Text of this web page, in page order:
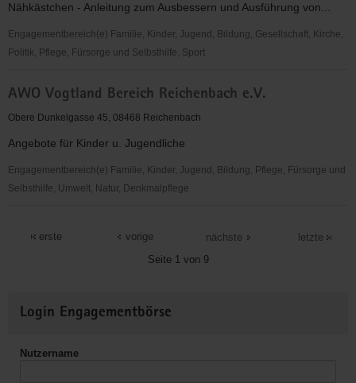
Nähkästchen - Anleitung zum Ausbessern und Ausführung von...
Engagementbereich(e) Familie, Kinder, Jugend, Bildung, Gesellschaft, Kirche,
Politik, Pflege, Fürsorge und Selbsthilfe, Sport
Reichenbach
e.V.
AWO Vogtland Bereich Reichenbach e.V.
Obere Dunkelgasse 45, 08468 Reichenbach
Angebote für Kinder u. Jugendliche
Engagementbereich(e) Familie, Kinder, Jugend, Bildung, Pflege, Fürsorge und
Selbsthilfe, Umwelt, Natur, Denkmalpflege
erste
vorige
Seite 1 von 9
nächste letzte
Informationen
Login Engagementbörse
Nutzername